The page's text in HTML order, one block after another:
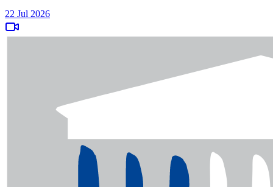
22 Jul 2026